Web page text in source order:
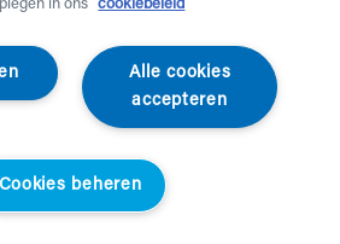
? Lees de
en vind je antwoord.
in ons
cookiebeleid
Alle cookies
accepteren
Cookies beheren